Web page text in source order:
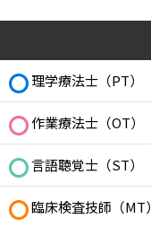
理学療法士（PT）
作業療法士（OT）
言語聴覚士（ST）
臨床検査技師（MT）